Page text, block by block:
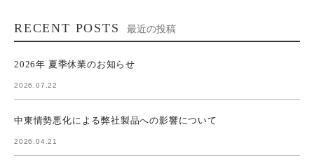
RECENT POSTS 最近の投稿
2026年 夏季休業のお知らせ
2026.07.22
中東情勢悪化による弊社製品への影響について
2026.04.21